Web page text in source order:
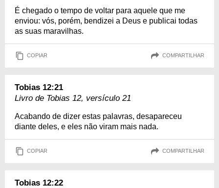
É chegado o tempo de voltar para aquele que me
enviou: vós, porém, bendizei a Deus e publicai todas
as suas maravilhas.
COPIAR COMPARTILHAR
Tobias 12:21
Livro de Tobias 12, versículo 21
Acabando de dizer estas palavras, desapareceu
diante deles, e eles não viram mais nada.
COPIAR COMPARTILHAR
Tobias 12:22